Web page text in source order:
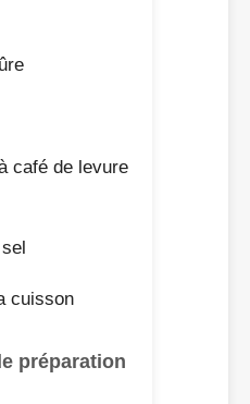
café de levure
cuisson
préparation